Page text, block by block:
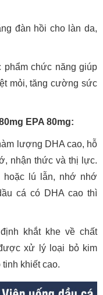
đàn hồi cho làn da,
phẩm chức năng giúp
mỏi, tăng cường sức
EPA 80mg:
lượng DHA cao, hỗ
nhận thức và thị lực.
lú lẫn, nhớ nhớ
cá có DHA cao thì
khắt khe về chất
xử lý loại bỏ kim
khiết cao.